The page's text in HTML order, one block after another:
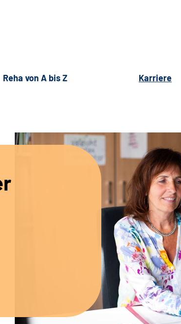
Reha von A bis Z Karriere